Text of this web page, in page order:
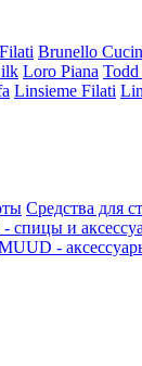
Brunello
Loro Piana
Linsieme Filati
Средства для
спицы и
-